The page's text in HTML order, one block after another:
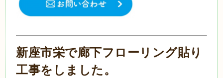
新座市栄で廊下フローリング貼り
工事をしました。